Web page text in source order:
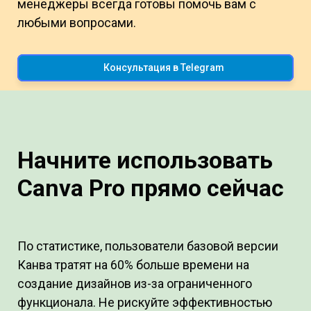
менеджеры всегда готовы помочь вам с
любыми вопросами.
Консультация в Telegram
Начните использовать
Canva Pro прямо сейчас
По статистике, пользователи базовой версии
Канва тратят на 60% больше времени на
создание дизайнов из-за ограниченного
функционала. Не рискуйте эффективностью